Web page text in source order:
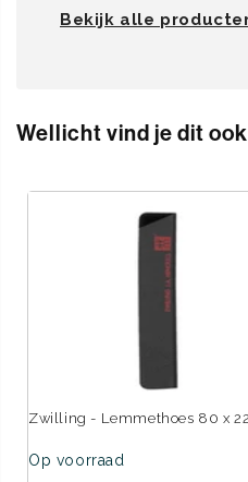
Bekijk alle
Wellicht vind je dit
Zwilling - Lemmethoes 80 x 22
Op voorraad